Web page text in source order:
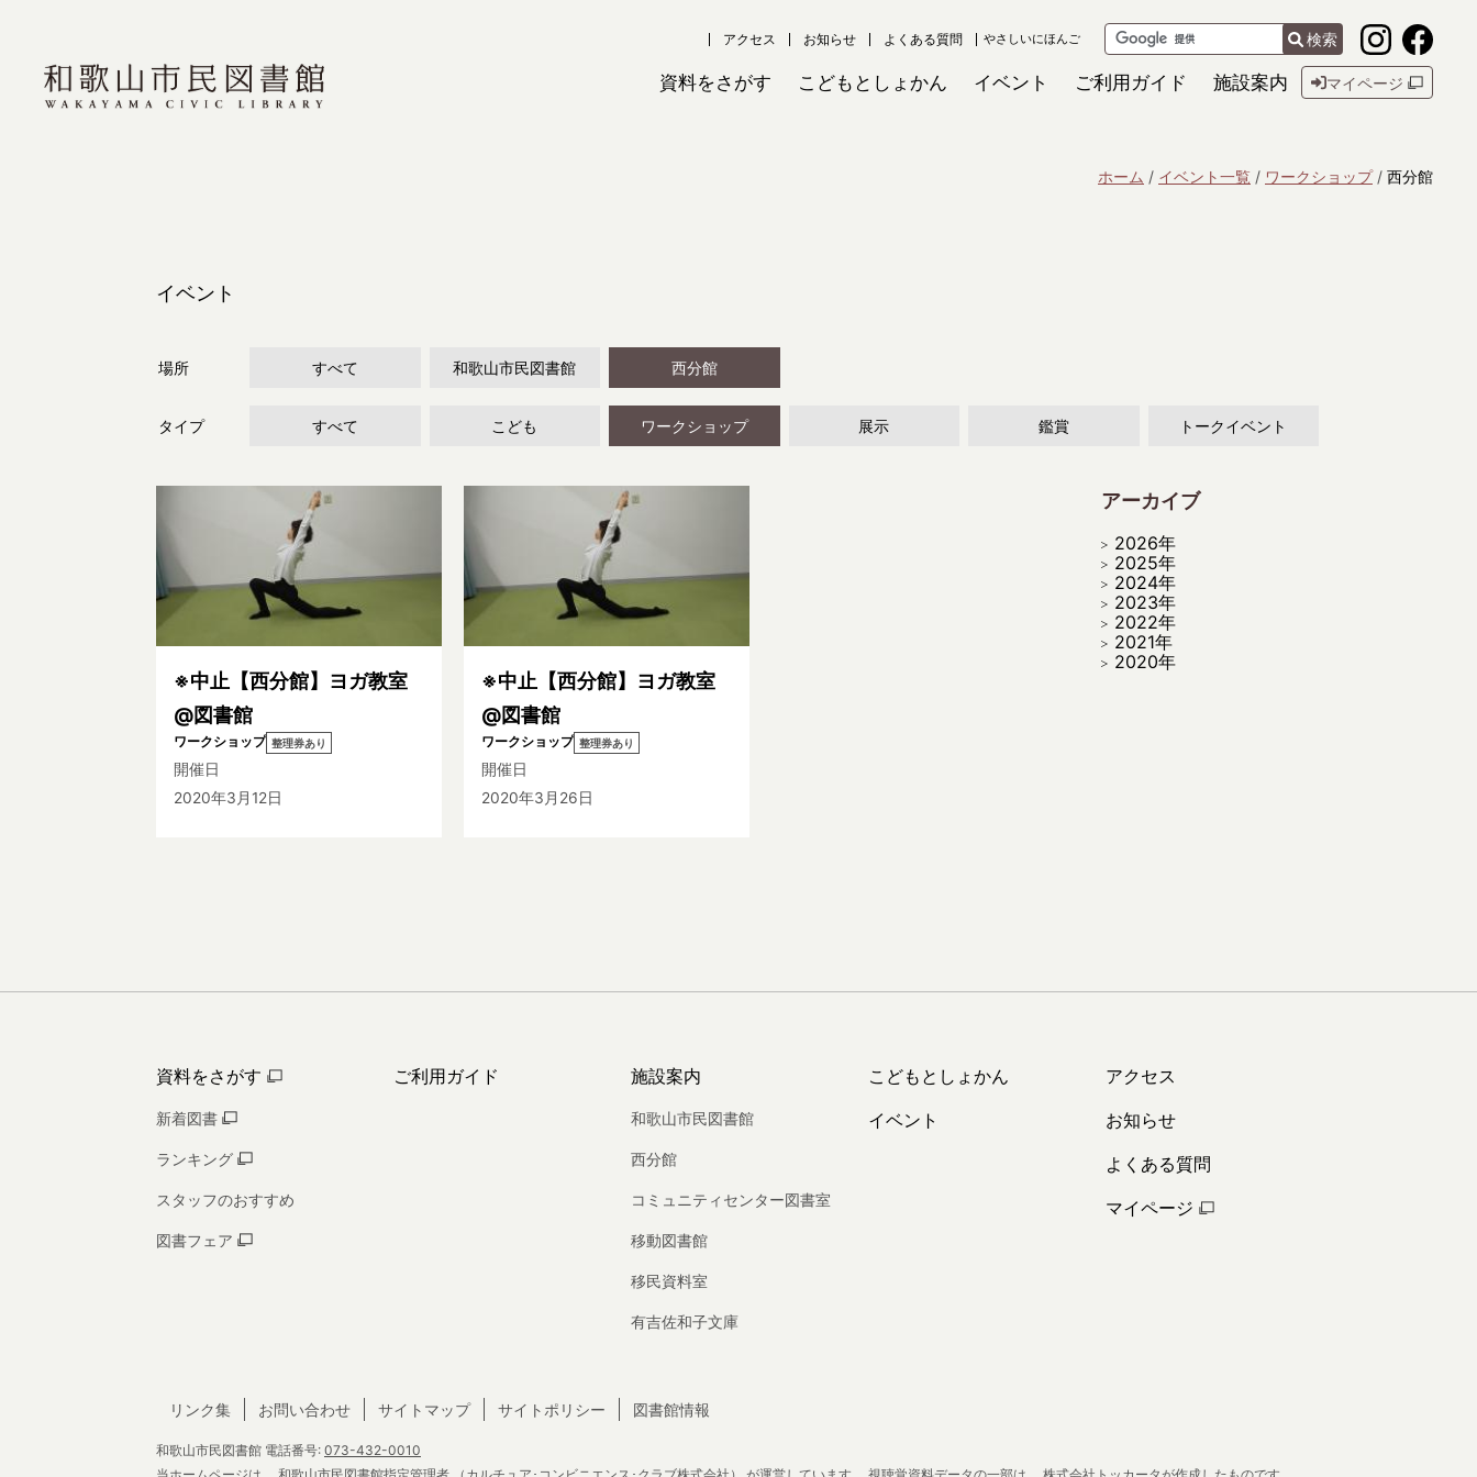
アクセス お知らせ よくある質問 やさしいにほんご 検索
資料をさがす こどもとしょかん イベント ご利用ガイド 施設案内 マイページ
ホーム イベント一覧 ワークショップ 西分館
イベント
場所 すべて 和歌山市民図書館 西分館
タイプ すべて こども ワークショップ 展示 鑑賞 トークイベント
※中止【西分館】ヨガ教室
@図書館
ワークショップ 整理券あり
開催日
2020年3月12日
※中止【西分館】ヨガ教室
@図書館
ワークショップ 整理券あり
開催日
2020年3月26日
アーカイブ
2026年
2025年
2024年
2023年
2022年
2021年
2020年
資料をさがす
新着図書
ランキング
スタッフのおすすめ
図書フェア
ご利用ガイド 施設案内
和歌山市民図書館
西分館
コミュニティセンター図書室
移動図書館
移民資料室
有吉佐和子文庫
こどもとしょかん
イベント
アクセス
お知らせ
よくある質問
マイページ
和歌山市民図書館 電話番号: 073-432-0010
リンク集 お問い合わせ サイトマップ サイトポリシー 図書館情報